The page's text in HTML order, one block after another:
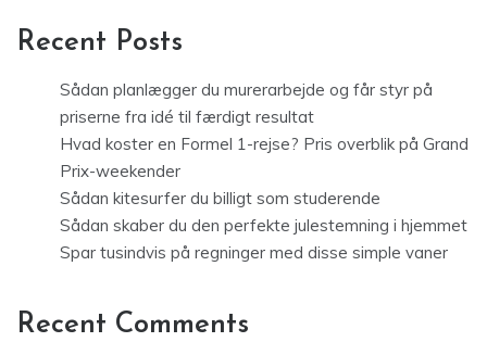
Recent Posts
Sådan planlægger du murerarbejde og får styr på
priserne fra idé til færdigt resultat
Hvad koster en Formel 1-rejse? Pris overblik på Grand
Prix-weekender
Sådan kitesurfer du billigt som studerende
Sådan skaber du den perfekte julestemning i hjemmet
Spar tusindvis på regninger med disse simple vaner
Recent Comments